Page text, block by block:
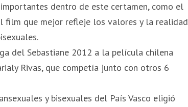
dentro de este certamen, como el
film que mejor refleje los valores y la realidad
del Sebastiane 2012 a la película chilena
Rivas, que competía junto con otros 6
y bisexuales del País Vasco eligió